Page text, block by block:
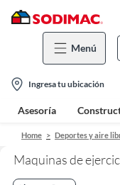
Menú
location-
icon
Ingresa tu ubicación
Asesoría
Home Deportes y aire
Maquinas de